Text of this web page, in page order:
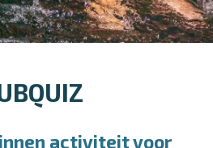
activiteit voor